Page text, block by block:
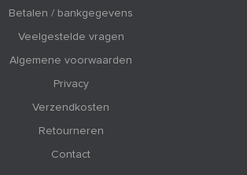
Betalen / bankgegevens
Veelgestelde vragen
Algemene voorwaarden
Privacy
Verzendkosten
Retourneren
Contact